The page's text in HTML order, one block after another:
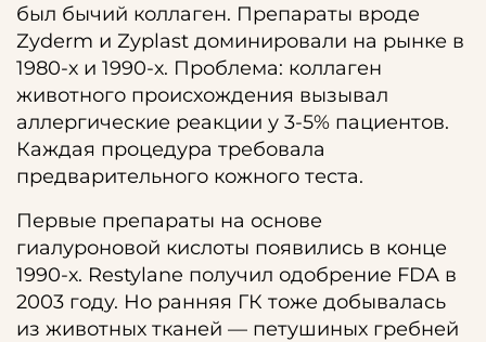
был бычий коллаген. Препараты вроде
Zyderm и Zyplast доминировали на рынке в
1980-х и 1990-х. Проблема: коллаген
животного происхождения вызывал
аллергические реакции у 3-5% пациентов.
Каждая процедура требовала
предварительного кожного теста.
Первые препараты на основе
гиалуроновой кислоты появились в конце
1990-х. Restylane получил одобрение FDA в
2003 году. Но ранняя ГК тоже добывалась
из животных тканей — петушиных гребней